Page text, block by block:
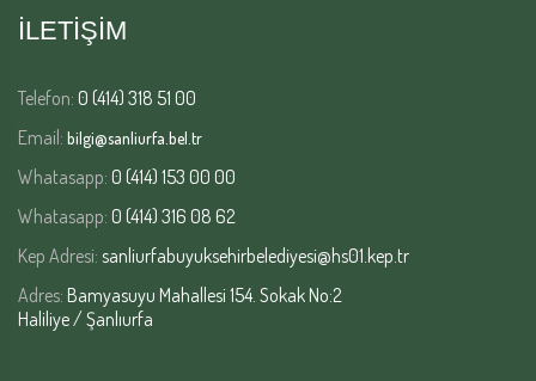
İLETİŞİM
Telefon: 0 (414) 318 51 00
Email: bilgi@sanliurfa.bel.tr
Whatasapp: 0 (414) 153 00 00
Whatasapp: 0 (414) 316 08 62
Kep Adresi: sanliurfabuyuksehirbelediyesi@hs01.kep.tr
Adres: Bamyasuyu Mahallesi 154. Sokak No:2
Haliliye / Şanlıurfa